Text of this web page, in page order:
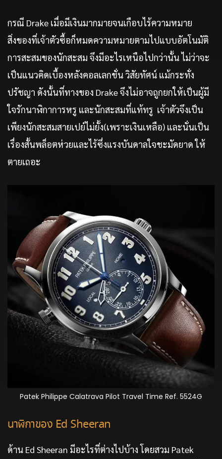
กรณี Drake เมื่อมีเงินมากมายจนเกือบไร้ความหมาย
สิ่งของที่เจ้าตัวซื้อก็หมดความหมายตามไปแบบอัตโนมัติ
การสะสมของนักสะสม จึงมีอะไรเหนือไปกว่านั้น ไม่ว่าจะ
เป็นแนวคิดเบื้องหลังคอลเลกชั่น วิสัยทัศน์ แม้กระทั่ง
ปรัชญา ดังนั้นที่ทางของ Drake จึงไม่อาจถูกยกให้เป็นผู้มี
ใจรักนาฬิกาการหรู และนักสะสมที่แท้ทรู เจ้าตัวจึงเป็น
เพียงนักสะสมสายเปย์ไม่ยั้ง(เพราะเงินเหลือ) และนั่นเป็น
เรื่องสั้นพล็อตห่วยและไร้ซึ่งแรงบันดาลใจชะมัดยาด ให้
ตายเถอะ
Patek Philippe Calatrava Pilot Travel Time Ref. 5524G
นาฬิกาของ Ed Sheeran
ด้าน Ed Sheeran มีอะไรที่ต่างไปบ้าง โดยสวม Patek